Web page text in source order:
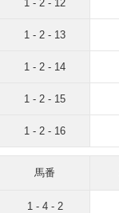
1 - 2 - 12
1 - 2 - 13
1 - 2 - 14
1 - 2 - 15
1 - 2 - 16
馬番
1 - 4 - 2